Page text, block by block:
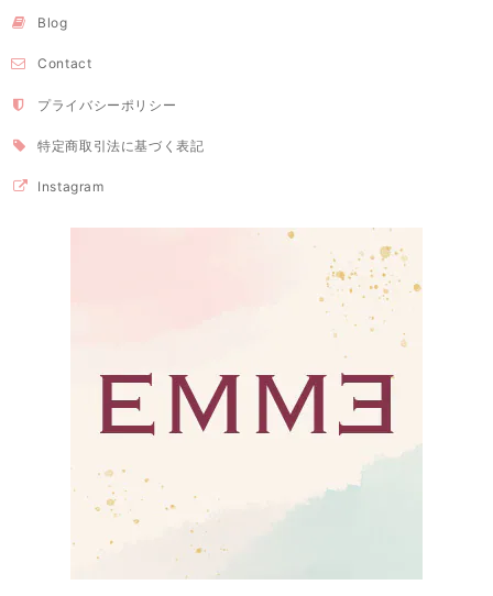
Blog
Contact
プライバシーポリシー
特定商取引法に基づく表記
Instagram